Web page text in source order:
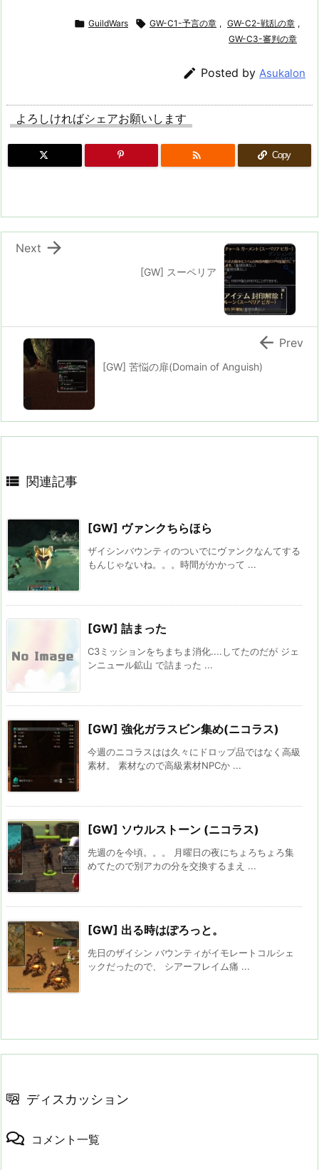
 GuildWars  GW-C1-予言の章 , GW-C2-戦乱の章 ,
GW-C3-審判の章
 Posted by Asukalon
よろしければシェアお願いします
 Copy
[GW] スーペリア

Next
[GW] 苦悩の扉(Domain of Anguish)
 Prev
 関連記事
[GW] ヴァンクちらほら
ザイシンバウンティのついでにヴァンクなんてする
もんじゃないね。。。時間がかかって ...
[GW] 詰まった
C3ミッションをちまちま消化....してたのだが ジェ
ンニュール鉱山 で詰まった ...
[GW] 強化ガラスビン集め(ニコラス)
今週のニコラスはは久々にドロップ品ではなく高級
素材。 素材なので高級素材NPCか ...
[GW] ソウルストーン (ニコラス)
先週のを今頃。。。 月曜日の夜にちょろちょろ集
めてたので別アカの分を交換するまえ ...
[GW] 出る時はぽろっと。
先日のザイシン バウンティがイモレートコルシェ
ックだったので、 シアーフレイム痛 ...
ディスカッション
コメント一覧